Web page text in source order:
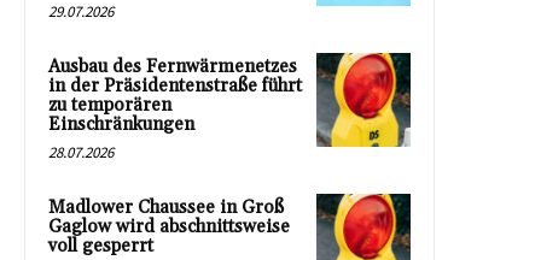
29.07.2026
Ausbau des Fernwärmenetzes
in der Präsidentenstraße führt
zu temporären
Einschränkungen
28.07.2026
Madlower Chaussee in Groß
Gaglow wird abschnittsweise
voll gesperrt